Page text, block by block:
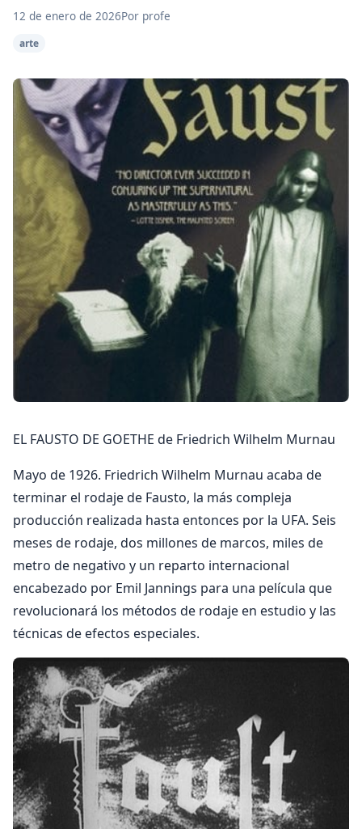
12 de enero de 2026Por profe
arte
EL FAUSTO DE GOETHE de Friedrich Wilhelm Murnau
Mayo de 1926. Friedrich Wilhelm Murnau acaba de
terminar el rodaje de Fausto, la más compleja
producción realizada hasta entonces por la UFA. Seis
meses de rodaje, dos millones de marcos, miles de
metro de negativo y un reparto internacional
encabezado por Emil Jannings para una película que
revolucionará los métodos de rodaje en estudio y las
técnicas de efectos especiales.